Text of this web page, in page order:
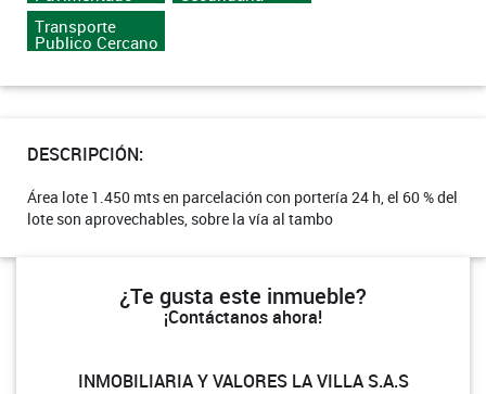
Transporte
Publico Cercano
DESCRIPCIÓN:
Área lote 1.450 mts en parcelación con portería 24 h, el 60 % del
lote son aprovechables, sobre la vía al tambo
¿Te gusta este inmueble?
¡Contáctanos ahora!
INMOBILIARIA Y VALORES LA VILLA S.A.S